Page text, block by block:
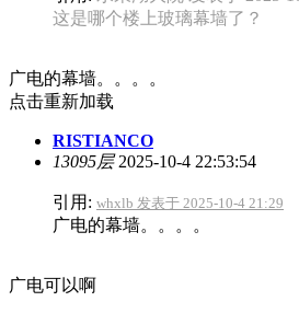
这是哪个楼上玻璃幕墙了？
广电的幕墙。。。。
点击重新加载
RISTIANCO
13095层2025-10-4 22:53:54
引用: whxlb 发表于 2025-10-4 21:29
广电的幕墙。。。。
广电可以啊